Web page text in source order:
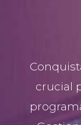
crucial